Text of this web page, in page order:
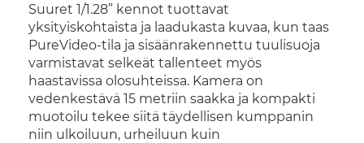
Suuret 1/1.28” kennot tuottavat
yksityiskohtaista ja laadukasta kuvaa, kun taas
PureVideo-tila ja sisäänrakennettu tuulisuoja
varmistavat selkeät tallenteet myös
haastavissa olosuhteissa. Kamera on
vedenkestävä 15 metriin saakka ja kompakti
muotoilu tekee siitä täydellisen kumppanin
niin ulkoiluun, urheiluun kuin